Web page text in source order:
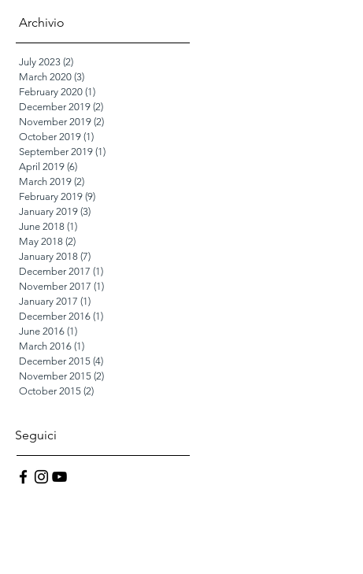
Archivio
July 2023 (2)
March 2020 (3)
February 2020 (1)
December 2019 (2)
November 2019 (2)
October 2019 (1)
September 2019 (1)
April 2019 (6)
March 2019 (2)
February 2019 (9)
January 2019 (3)
June 2018 (1)
May 2018 (2)
January 2018 (7)
December 2017 (1)
November 2017 (1)
January 2017 (1)
December 2016 (1)
June 2016 (1)
March 2016 (1)
December 2015 (4)
November 2015 (2)
October 2015 (2)
Seguici